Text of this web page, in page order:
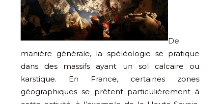
De
manière générale, la spéléologie se pratique
dans des massifs ayant un sol calcaire ou
karstique. En France, certaines zones
géographiques se prêtent particulièrement à